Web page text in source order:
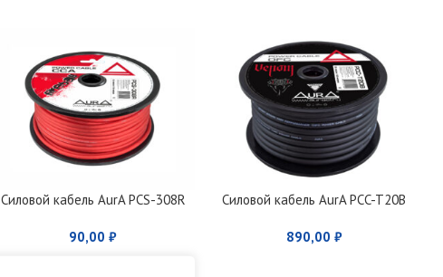
Силовой кабель AurA PCS-308R
90,00₽
Силовой кабель AurA PCC-T20B
890,00 ₽